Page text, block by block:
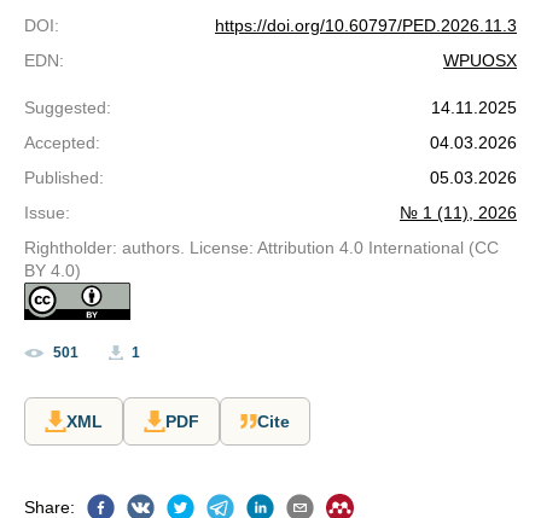
DOI:
https://doi.org/10.60797/PED.2026.11.3
EDN: WPUOSX
Suggested:
14.11.2025
Accepted:
04.03.2026
Published:
05.03.2026
Issue:
№ 1 (11), 2026
Rightholder: authors. License: Attribution 4.0 International (CC
BY 4.0)
501 1
XML PDF Cite
Share: